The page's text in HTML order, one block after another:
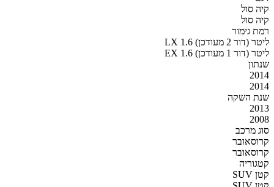
קיה סול
קיה סול
רמת גימור
LX 1.6 ליטר (דור 2 מעודכן)
EX 1.6 ליטר (דור 1 מעודכן)
שנתון
2014
2014
שנת השקה
2013
2008
סוג מרכב
קרוסאובר
קרוסאובר
קטגוריה
SUV קטן